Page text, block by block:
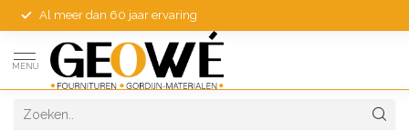
Al meer dan 60 jaar ervaring
MENU